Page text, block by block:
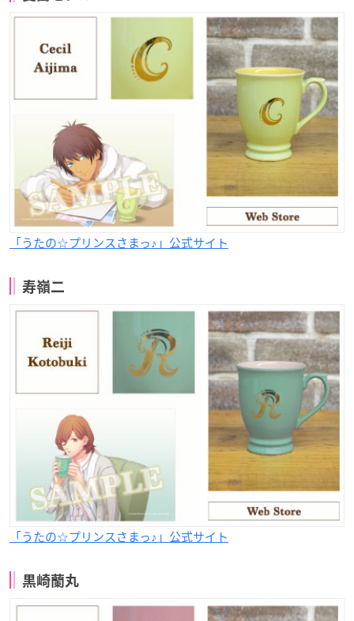
「うたの☆プリンスさまっ♪」公式サイト
寿嶺二
「うたの☆プリンスさまっ♪」公式サイト
黒崎蘭丸